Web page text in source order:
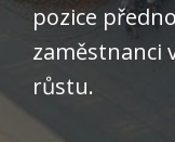
pozice
zaměstnanci
růstu.